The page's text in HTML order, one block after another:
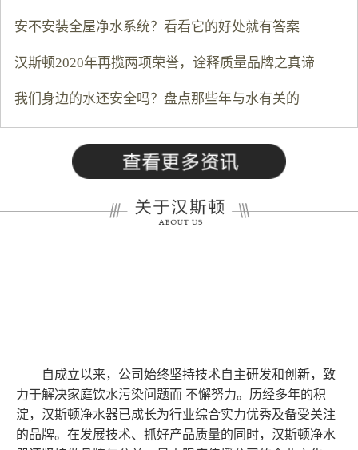
安不安装全屋净水系统？看看它的好处就有答案
汉斯顿2020年再揽两项荣誉，诠释质量品牌之真谛
我们身边的水还安全吗？盘点那些年与水有关的
自成立以来，公司始终坚持技术自主研发和创新，致
力于解决家庭饮水污染问题而 不懈努力。历经多年的积
淀，汉斯顿净水器已成长为行业综合实力优秀及备受关注
的品牌。在发展技术、抓好产品质量的同时，汉斯顿净水